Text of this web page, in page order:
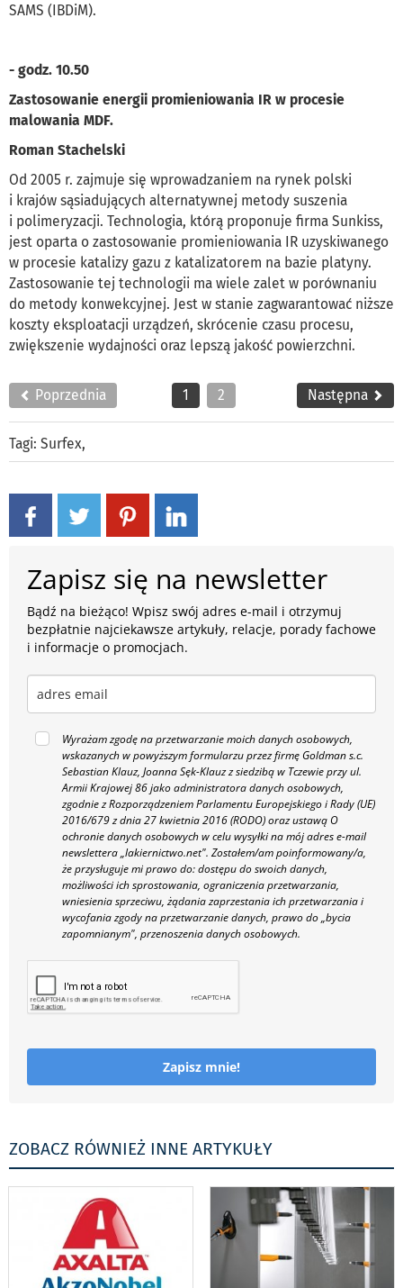
SAMS (IBDiM).
- godz. 10.50
Zastosowanie energii promieniowania IR w procesie
malowania MDF.
Roman Stachelski
Od 2005 r. zajmuje się wprowadzaniem na rynek polski
i krajów sąsiadujących alternatywnej metody suszenia
i polimeryzacji. Technologia, którą proponuje firma Sunkiss,
jest oparta o zastosowanie promieniowania IR uzyskiwanego
w procesie katalizy gazu z katalizatorem na bazie platyny.
Zastosowanie tej technologii ma wiele zalet w porównaniu
do metody konwekcyjnej. Jest w stanie zagwarantować niższe
koszty eksploatacji urządzeń, skrócenie czasu procesu,
zwiększenie wydajności oraz lepszą jakość powierzchni.
Poprzednia 1 2 Następna
Tagi: Surfex,
Zapisz się na newsletter
Bądź na bieżąco! Wpisz swój adres e-mail i otrzymuj
bezpłatnie najciekawsze artykuły, relacje, porady fachowe
i informacje o promocjach.
Wyrażam zgodę na przetwarzanie moich danych osobowych,
wskazanych w powyższym formularzu przez firmę Goldman s.c.
Sebastian Klauz, Joanna Sęk-Klauz z siedzibą w Tczewie przy ul.
Armii Krajowej 86 jako administratora danych osobowych,
zgodnie z Rozporządzeniem Parlamentu Europejskiego i Rady (UE)
2016/679 z dnia 27 kwietnia 2016 (RODO) oraz ustawą O
ochronie danych osobowych w celu wysyłki na mój adres e-mail
newslettera „lakiernictwo.net". Zostałem/am poinformowany/a,
że przysługuje mi prawo do: dostępu do swoich danych,
możliwości ich sprostowania, ograniczenia przetwarzania,
wniesienia sprzeciwu, żądania zaprzestania ich przetwarzania i
wycofania zgody na przetwarzanie danych, prawo do „bycia
zapomnianym", przenoszenia danych osobowych.
Zapisz mnie!
ZOBACZ RÓWNIEŻ INNE ARTYKUŁY